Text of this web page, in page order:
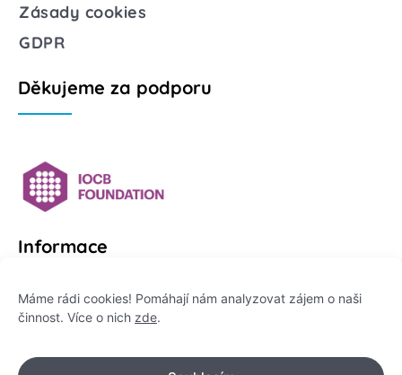
Máme rádi cookies! Pomáhají nám analyzovat zájem o naši
činnost. Více o nich zde.
Zásady cookies
GDPR
Děkujeme za podporu
Informace
Platformu Zeptej se vědce provozuje:
IČO: 178 47 389